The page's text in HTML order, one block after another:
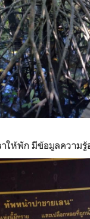
ให้พัก มีข้อมูลความรู้